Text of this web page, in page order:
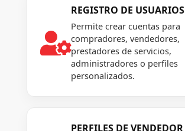

REGISTRO DE USUARIOS
Permite crear cuentas para
compradores, vendedores,
prestadores de servicios,
administradores o perfiles
personalizados.
PERFILES DE VENDEDOR